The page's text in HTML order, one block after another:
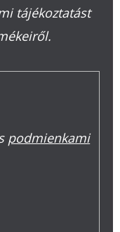
tájékoztatást
podmienkami